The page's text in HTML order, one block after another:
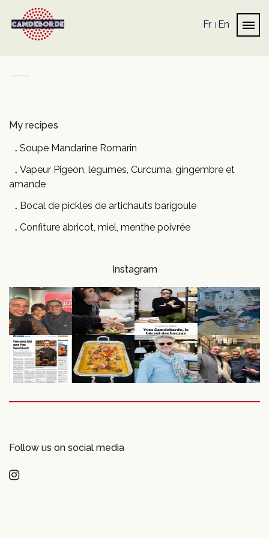
Fr En
My recipes
Soupe Mandarine Romarin
Vapeur Pigeon, légumes, Curcuma, gingembre et
amande
Bocal de pickles de artichauts barigoule
Confiture abricot, miel, menthe poivrée
Instagram
Follow us on social media